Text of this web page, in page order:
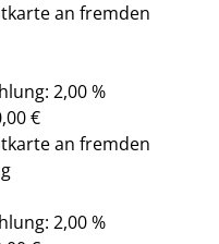
an fremden
2,00 %
€
an fremden
2,00 %